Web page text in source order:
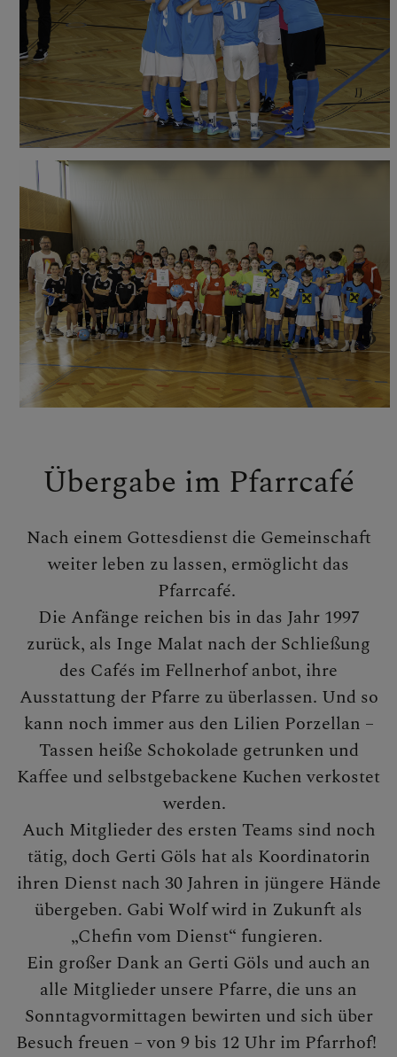
Übergabe im Pfarrcafé
Nach einem Gottesdienst die Gemeinschaft
weiter leben zu lassen, ermöglicht das
Pfarrcafé.
Die Anfänge reichen bis in das Jahr 1997
zurück, als Inge Malat nach der Schließung
des Cafés im Fellnerhof anbot, ihre
Ausstattung der Pfarre zu überlassen. Und so
kann noch immer aus den Lilien Porzellan –
Tassen heiße Schokolade getrunken und
Kaffee und selbstgebackene Kuchen verkostet
werden.
Auch Mitglieder des ersten Teams sind noch
tätig, doch Gerti Göls hat als Koordinatorin
ihren Dienst nach 30 Jahren in jüngere Hände
übergeben. Gabi Wolf wird in Zukunft als
„Chefin vom Dienst“ fungieren.
Ein großer Dank an Gerti Göls und auch an
alle Mitglieder unsere Pfarre, die uns an
Sonntagvormittagen bewirten und sich über
Besuch freuen – von 9 bis 12 Uhr im Pfarrhof!